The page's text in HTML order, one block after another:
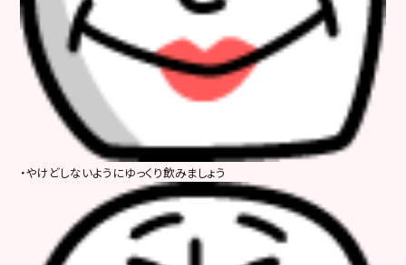
・やけどしないようにゆっくり飲みましょう